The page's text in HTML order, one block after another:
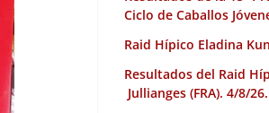
Ciclo de Caballos
Raid Hípico Eladina
Resultados del Raid
Jullianges (FRA). 4/8/26.